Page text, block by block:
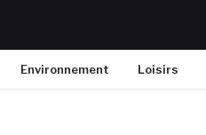
Environnement Loisirs